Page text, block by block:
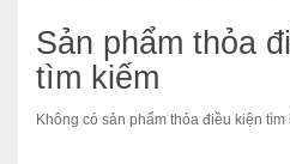
Sản phẩm thỏa
tìm kiếm
Không có sản phẩm thỏa điều kiện tìm